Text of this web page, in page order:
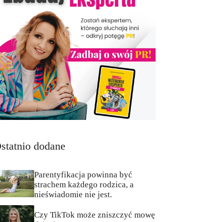
dodane
Parentyfikacja powinna być
strachem każdego rodzica, a
nieświadomie nie jest.
Czy TikTok może zniszczyć mowę